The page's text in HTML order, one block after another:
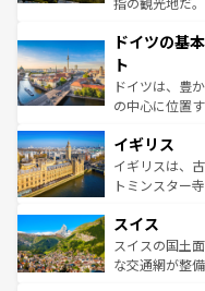
せる。地方に
ンテンツ一覧
で、幅広い魅
聖堂、美しい
から魅了する
れ、フランス
香り高いラベ
らに、パリ以
も豊かな歴史
を参照してほ
ドイツの基
ト
ドイツは、豊
の中心に位置
顔を持つこの
ルリンの文化
してライン川
は、お酒好きな人
ドイツ情報は
イギリス
イギリスは、
トミンスター
リアごとに異
ティー、ビー
戦など、本場
スイス
スイスの国土
な交通網が整